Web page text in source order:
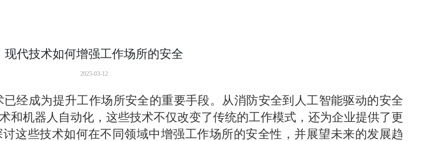
现代技术如何增强工作场所的安全
2025-03-12
经成为提升工作场所安全的重要手段。从消防安全到人工智能驱动的安全
和机器人自动化，这些技术不仅改变了传统的工作模式，还为企业提供了更
这些技术如何在不同领域中增强工作场所的安全性，并展望未来的发展趋